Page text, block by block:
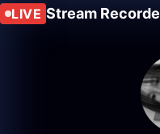
LIVE Stream